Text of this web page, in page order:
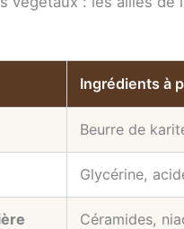
Ingrédients à
Beurre de
Glycérine,
Céramides,